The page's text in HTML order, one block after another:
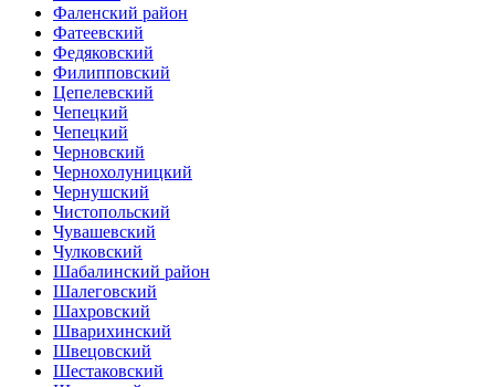
Фаленский район
Фатеевский
Федяковский
Филипповский
Цепелевский
Чепецкий
Чепецкий
Черновский
Чернохолуницкий
Чернушский
Чистопольский
Чувашевский
Чулковский
Шабалинский район
Шалеговский
Шахровский
Шварихинский
Швецовский
Шестаковский